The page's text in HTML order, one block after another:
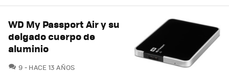
WD My Passport Air y su
delgado cuerpo de
aluminio
9 COMENTARIOS
HACE 13 AÑOS